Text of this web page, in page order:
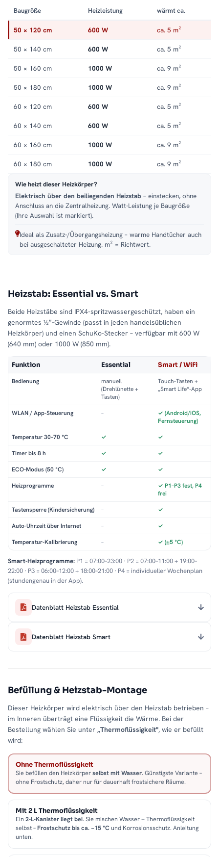
Baugröße Heizleistung wärmt ca.
50 × 120 cm 600 W ca. 5 m²
50 × 140 cm 600 W ca. 5 m²
50 × 160 cm 1000 W ca. 9 m²
50 × 180 cm 1000 W ca. 9 m²
60 × 120 cm 600 W ca. 5 m²
60 × 140 cm 600 W ca. 5 m²
60 × 160 cm 1000 W ca. 9 m²
60 × 180 cm 1000 W ca. 9 m²
Wie heizt dieser Heizkörper?
Elektrisch über den beiliegenden Heizstab – einstecken, ohne
Anschluss an die Zentralheizung. Watt-Leistung je Baugröße
(Ihre Auswahl ist markiert).
Ideal als Zusatz-/Übergangsheizung – warme Handtücher auch
bei ausgeschalteter Heizung. m² = Richtwert.
Heizstab: Essential vs. Smart
Beide Heizstäbe sind IPX4-spritzwassergeschützt, haben ein
genormtes ½″-Gewinde (passt in jeden handelsüblichen
Heizkörper) und einen SchuKo-Stecker – verfügbar mit 600 W
(640 mm) oder 1000 W (850 mm).
Funktion Essential Smart / WiFi
Bedienung
manuell
(Drehlünette +
Tasten)
Touch-Tasten +
„Smart Life“-App
WLAN / App-Steuerung –
✓ (Android/iOS,
Fernsteuerung)
Temperatur 30–70 °C ✓ ✓
Timer bis 8 h ✓ ✓
ECO-Modus (50 °C) ✓ ✓
Heizprogramme –
✓ P1–P3 fest, P4
frei
Tastensperre (Kindersicherung) – ✓
Auto-Uhrzeit über Internet – ✓
Temperatur-Kalibrierung – ✓ (±5 °C)
Smart-Heizprogramme: P1 = 07:00–23:00 · P2 = 07:00–11:00 + 19:00–
22:00 · P3 = 06:00–12:00 + 18:00–21:00 · P4 = individueller Wochenplan
(stundengenau in der App).
Datenblatt Heizstab Essential
Datenblatt Heizstab Smart
Befüllung & Heizstab-Montage
Dieser Heizkörper wird elektrisch über den Heizstab betrieben –
im Inneren überträgt eine Flüssigkeit die Wärme. Bei der
Bestellung wählen Sie unter „Thermoflüssigkeit", wie er befüllt
wird:
Ohne Thermoflüssigkeit
Sie befüllen den Heizkörperselbst mit Wasser. Günstigste Variante –
ohne Frostschutz, daher nur für dauerhaft frostsichere Räume.
Mit 2 L Thermoflüssigkeit
Ein 2-L-Kanister liegt bei. Sie mischen Wasser + Thermoflüssigkeit
selbst –Frostschutz bis ca. −15 °Cund Korrosionsschutz. Anleitung
unten.